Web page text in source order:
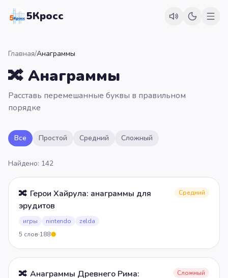
5Кросс
Главная/Анаграммы
🔀 Анаграммы
Расставь перемешанные буквы в правильном
порядке
Все Простой Средний Сложный
Найдено: 142
🔀 Герои Хайрула: анаграммы для
эрудитов
Средний
игры nintendo
zelda
5 слов·188
🔀 Анаграммы Древнего Рима:
Сложный